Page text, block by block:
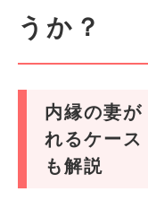
うか？
内縁の妻が
れるケース
も解説